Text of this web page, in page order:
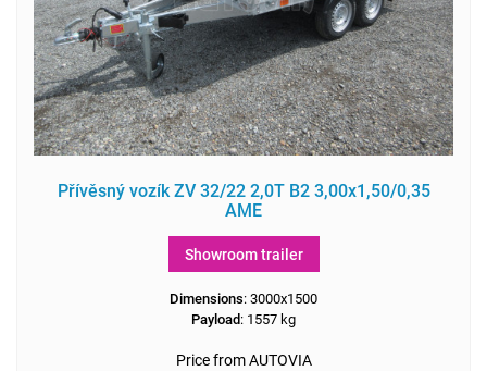
Přívěsný vozík ZV 32/22 2,0T B2 3,00x1,50/0,35
AME
Showroom trailer
Dimensions: 3000x1500
Payload: 1557 kg
Price from AUTOVIA